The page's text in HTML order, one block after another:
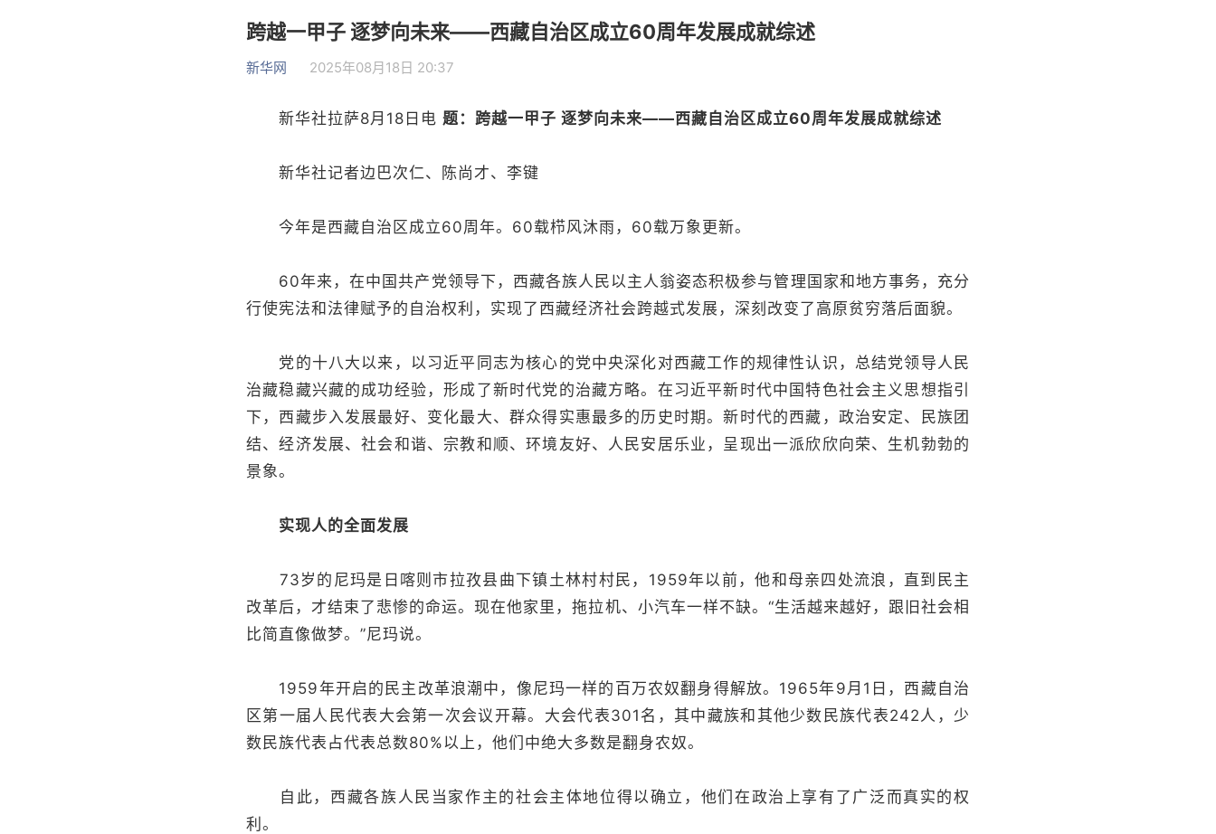
跨越一甲子 逐梦向未来——西藏自治区成立60周年发展成就综述
新华网 2025年08月18日 20:37
新华社拉萨8月18日电 题：跨越一甲子 逐梦向未来——西藏自治区成立60周年发展成就综述
新华社记者边巴次仁、陈尚才、李键
今年是西藏自治区成立60周年。60载栉风沐雨，60载万象更新。
60年来，在中国共产党领导下，西藏各族人民以主人翁姿态积极参与管理国家和地方事务，充分
行使宪法和法律赋予的自治权利，实现了西藏经济社会跨越式发展，深刻改变了高原贫穷落后面貌。
党的十八大以来，以习近平同志为核心的党中央深化对西藏工作的规律性认识，总结党领导人民
治藏稳藏兴藏的成功经验，形成了新时代党的治藏方略。在习近平新时代中国特色社会主义思想指引
下，西藏步入发展最好、变化最大、群众得实惠最多的历史时期。新时代的西藏，政治安定、民族团
结、经济发展、社会和谐、宗教和顺、环境友好、人民安居乐业，呈现出一派欣欣向荣、生机勃勃的
景象。
实现人的全面发展
73岁的尼玛是日喀则市拉孜县曲下镇土林村村民，1959年以前，他和母亲四处流浪，直到民主
改革后，才结束了悲惨的命运。现在他家里，拖拉机、小汽车一样不缺。“生活越来越好，跟旧社会相
比简直像做梦。”尼玛说。
1959年开启的民主改革浪潮中，像尼玛一样的百万农奴翻身得解放。1965年9月1日，西藏自治
区第一届人民代表大会第一次会议开幕。大会代表301名，其中藏族和其他少数民族代表242人，少
数民族代表占代表总数80%以上，他们中绝大多数是翻身农奴。
自此，西藏各族人民当家作主的社会主体地位得以确立，他们在政治上享有了广泛而真实的权
利。